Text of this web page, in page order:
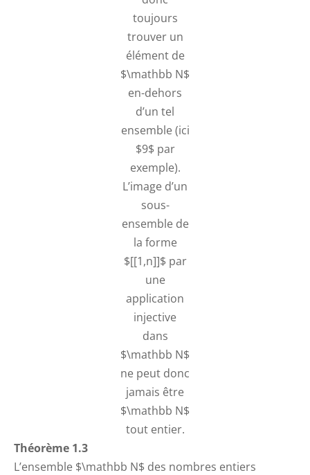
toujours
trouver un
élément de
$\mathbb N$
en-dehors
d’un tel
ensemble (ici
$9$ par
exemple).
L’image d’un
sous-
ensemble de
la forme
$[[1,n]]$ par
une
application
injective
dans
$\mathbb N$
ne peut donc
jamais être
$\mathbb N$
tout entier.
Théorème 1.3
L’ensemble $\mathbb N$ des nombres entiers